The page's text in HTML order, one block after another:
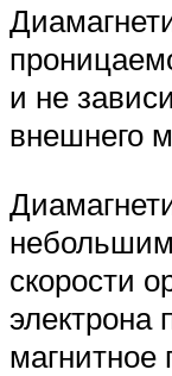
и не
внешнего
скорости
электрона
магнитное